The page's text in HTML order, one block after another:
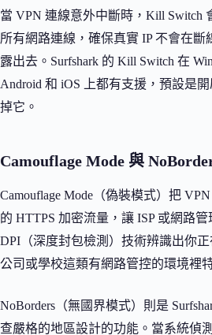
當 VPN 連線意外中斷時，Kill Switch
所有網路連線，確保真實 IP 不會在斷
露出去。Surfshark 的 Kill Switch 在
Android 和 iOS 上都有支援，預設是
掉它。
Camouflage Mode 與
Camouflage Mode（偽裝模式）把
的 HTTPS 加密流量，讓 ISP 或網路
DPI（深度封包檢測）技術辨識出你
公司或學校這類有網路管控的環境裡
NoBorders（無國界模式）則是
查嚴格的地區設計的功能。當系統偵